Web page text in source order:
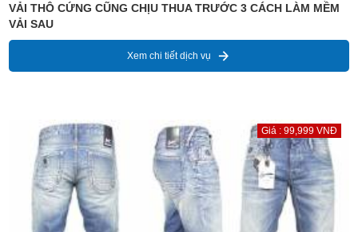
VẢI THÔ CỨNG CŨNG CHỊU THUA TRƯỚC 3 CÁCH LÀM MỀM
VẢI SAU
Xem chi tiết dịch vụ
Giá : 99,999 VNĐ